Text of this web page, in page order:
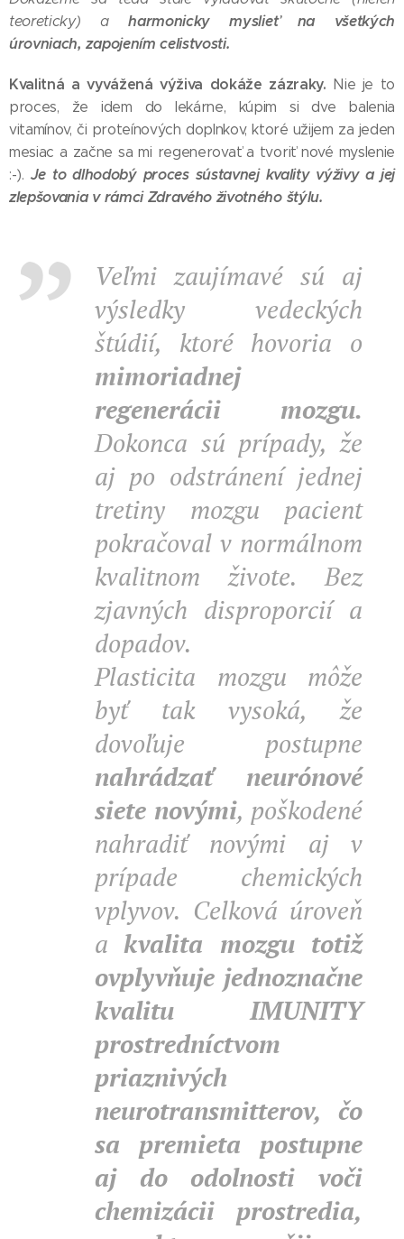
teoreticky) aharmonicky myslieť na všetkých
úrovniach, zapojením celistvosti.
Kvalitná a vyvážená výživa dokáže zázraky. Nie je to
proces, že idem do lekárne, kúpim si dve balenia
vitamínov, či proteínových doplnkov, ktoré užijem za jeden
mesiac a začne sa mi regenerovať a tvoriť nové myslenie
:-). Je to dlhodobý proces sústavnej kvality výživy a jej
zlepšovania v rámci Zdravého životného štýlu.
Veľmi zaujímavé sú aj
výsledky vedeckých
štúdií, ktoré hovoria o
mimoriadnej
regenerácii mozgu.
Dokonca sú prípady, že
aj po odstránení jednej
tretiny mozgu pacient
pokračoval v normálnom
kvalitnom živote. Bez
zjavných disproporcií a
dopadov.
Plasticita mozgu môže
byť tak vysoká, že
dovoľuje postupne
nahrádzať neurónové
siete novými, poškodené
nahradiť novými aj v
prípade chemických
vplyvov. Celková úroveň
akvalita mozgu totiž
ovplyvňuje jednoznačne
kvalitu IMUNITY
prostredníctvom
priaznivých
neurotransmitterov, čo
sa premieta postupne
aj do odolnosti voči
chemizácii prostredia,